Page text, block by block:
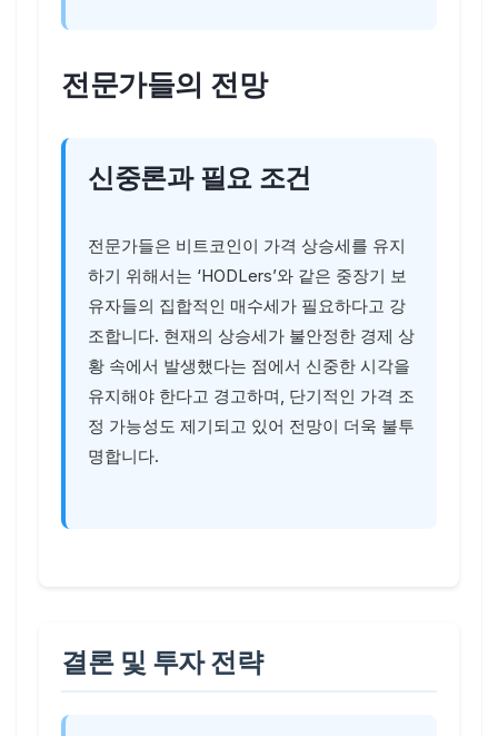
전문가들의 전망
신중론과 필요 조건
전문가들은 비트코인이 가격 상승세를 유지
하기 위해서는 ‘HODLers’와 같은 중장기 보
유자들의 집합적인 매수세가 필요하다고 강
조합니다. 현재의 상승세가 불안정한 경제 상
황 속에서 발생했다는 점에서 신중한 시각을
유지해야 한다고 경고하며, 단기적인 가격 조
정 가능성도 제기되고 있어 전망이 더욱 불투
명합니다.
결론 및 투자 전략